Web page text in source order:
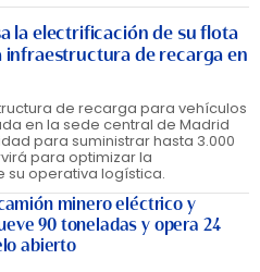
la electrificación de su flota
infraestructura de recarga en
de recarga para vehículos
en la sede central de Madrid
para suministrar hasta 3.000
para optimizar la
su operativa logística.
minero eléctrico y
90 toneladas y opera 24
abierto